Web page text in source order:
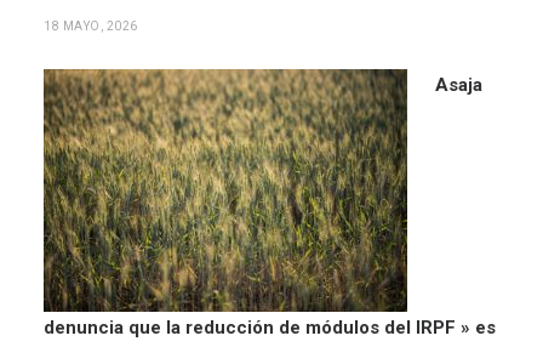
18 MAYO, 2026
Asaja
denuncia que la reducción de módulos del IRPF » es